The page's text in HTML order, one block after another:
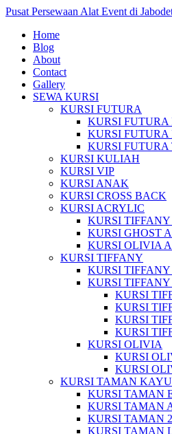
Pusat Persewaan Alat Event di
Home
Blog
About
Contact
Gallery
SEWA KURSI
KURSI FUTURA
KURSI FUTURA
KURSI FUTURA
KURSI FUTURA
KURSI KULIAH
KURSI VIP
KURSI ANAK
KURSI CROSS BACK
KURSI ACRYLIC
KURSI
KURSI GHOST
KURSI OLIVIA
KURSI TIFFANY
KURSI
KURSI
KURSI
KURSI
KURSI
KURSI
KURSI OLIVIA
KURSI
KURSI
KURSI TAMAN KAYU
KURSI TAMAN
KURSI TAMAN
KURSI TAMAN
KURSI TAMAN